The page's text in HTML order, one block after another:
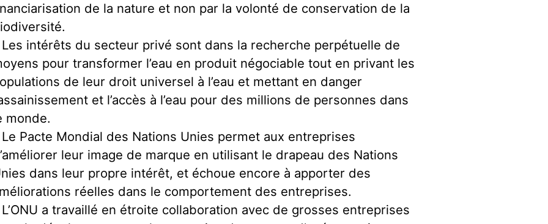
de la nature et non par la volonté de conservation de la
Les intérêts du secteur privé sont dans la recherche perpétuelle de
pour transformer l’eau en produit négociable tout en privant les
de leur droit universel à l’eau et mettant en danger
et l’accès à l’eau pour des millions de personnes dans
monde.
Le Pacte Mondial des Nations Unies permet aux entreprises
leur image de marque en utilisant le drapeau des Nations
dans leur propre intérêt, et échoue encore à apporter des
réelles dans le comportement des entreprises.
L’ONU a travaillé en étroite collaboration avec de grosses entreprises